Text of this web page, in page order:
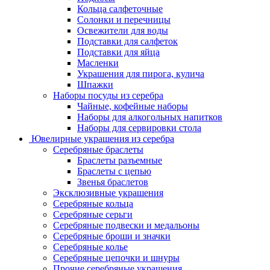
Кольца салфеточные
Солонки и перечницы
Освежители для воды
Подставки для салфеток
Подставки для яйца
Масленки
Украшения для пирога, кулича
Шпажки
Наборы посуды из серебра
Чайные, кофейные наборы
Наборы для алкогольных напитков
Наборы для сервировки стола
Ювелирные украшения из серебра
Серебряные браслеты
Браслеты разъемные
Браслеты с цепью
Звенья браслетов
Эксклюзивные украшения
Серебряные кольца
Серебряные серьги
Серебряные подвески и медальоны
Серебряные броши и значки
Серебряные колье
Серебряные цепочки и шнуры